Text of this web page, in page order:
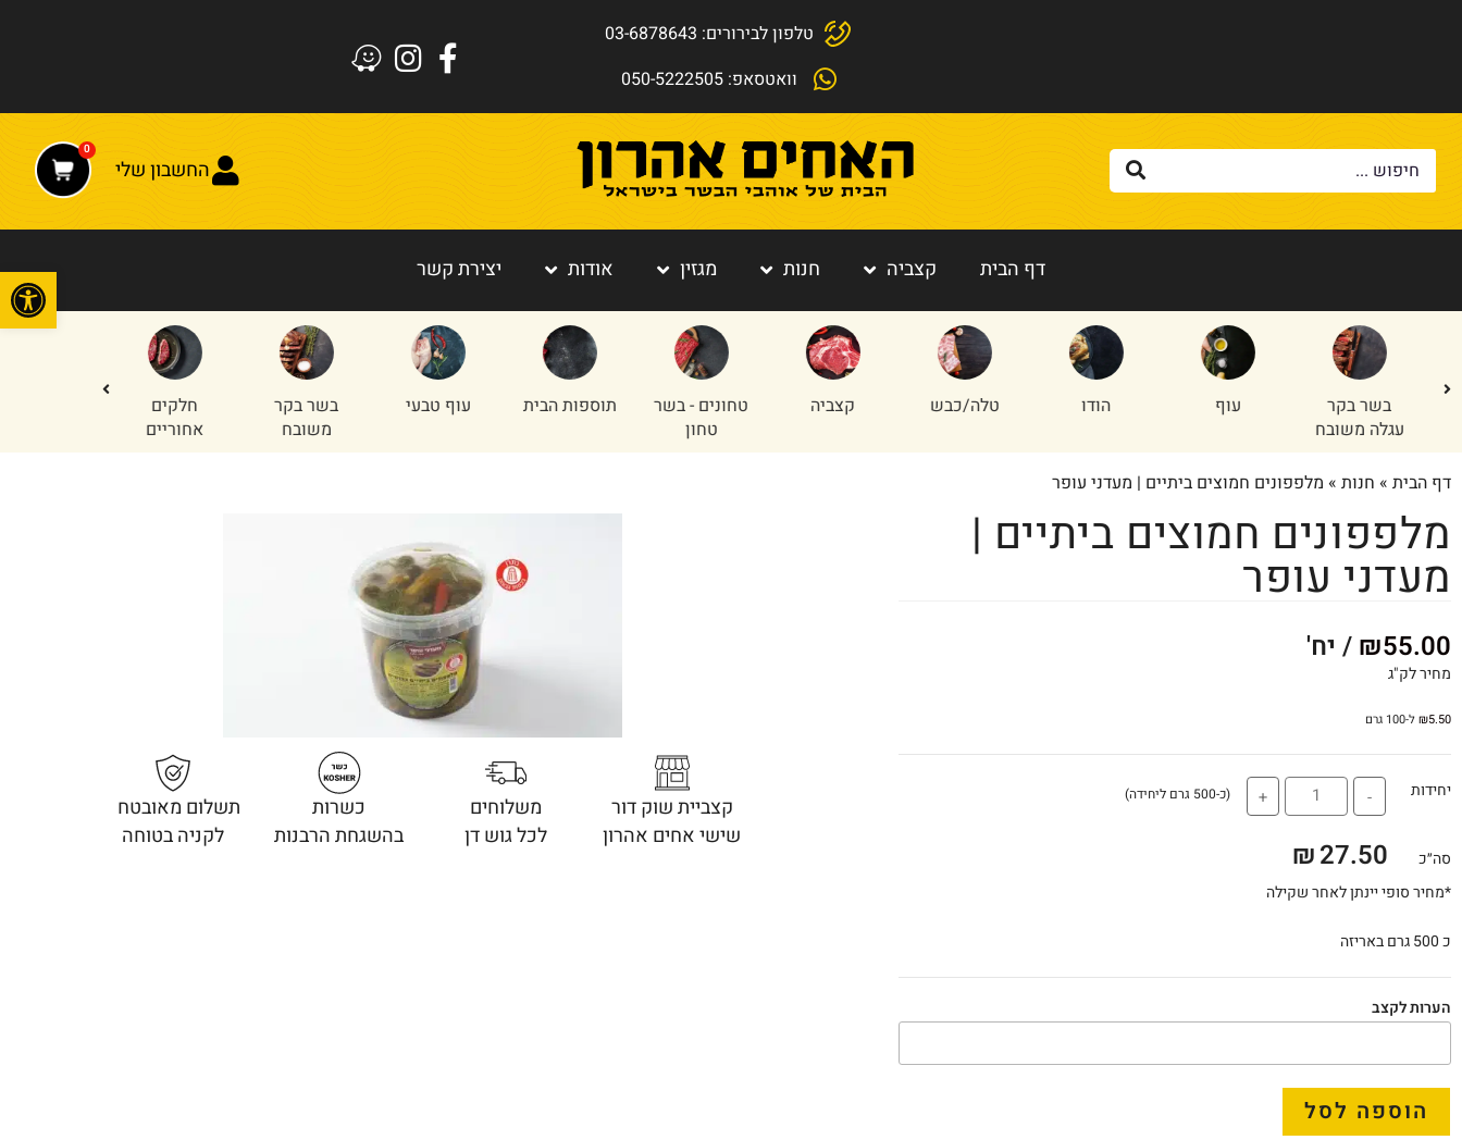
טלפון לבירורים: 03-6878643
וואטסאפ: 050-5222505
החשבון שלי
0
דף הבית קצביה חנות מגזין אודות יצירת קשר
בשר בקר
עגלה משובח
עוף הודו טלה/כבש קצביה
טחונים - בשר
טחון
תוספות הבית עוף טבעי
בשר בקר
משובח
חלקים
אחוריים
דף הבית » חנות » מלפפונים חמוצים ביתיים | מעדני עופר
מלפפונים חמוצים ביתיים |
מעדני עופר
₪55.00 / יח'
מחיר לק"ג
₪5.50 ל-100 גרם
יחידות -
+ (כ-500 גרם ליחידה)
סה״כ 27.50
₪
*מחיר סופי יינתן לאחר שקילה
כ 500 גרם באריזה
הערות לקצב
הוספה לסל
קצביית שוק דור
שישי אחים אהרון
משלוחים
לכל גוש דן
כשרות
בהשגחת הרבנות
תשלום מאובטח
לקניה בטוחה